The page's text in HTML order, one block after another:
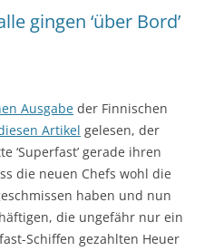
gingen ‘über Bord’
Ausgabe der Finnischen
Artikel gelesen, der
‘Superfast’ gerade ihren
die neuen Chefs wohl die
haben und nun
die ungefähr nur ein
Schiffen gezahlten Heuer